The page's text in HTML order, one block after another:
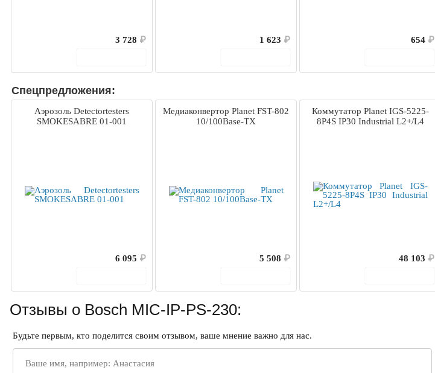
3 728 ₽
1 623 ₽
654 ₽
Спецпредложения:
Аэрозоль Detectortesters
SMOKESABRE 01-001
6 095 ₽
Медиаконвертор Planet FST-802
10/100Base-TX
5 508 ₽
Коммутатор Planet IGS-5225-
8P4S IP30 Industrial L2+/L4
48 103 ₽
Отзывы о Bosch MIC-IP-PS-230:
Будьте первым, кто поделится своим отзывом, ваше мнение важно для нас.